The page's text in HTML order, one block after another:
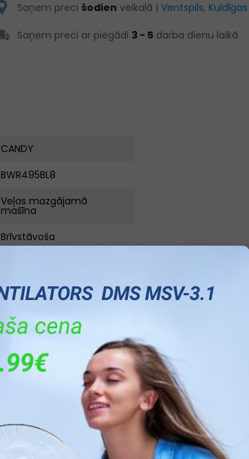
Saņem preci šodien veikalā | Ventspils,
Saņem preci ar piegādi 3 - 5 darba dienu laikā
CANDY
BWR495BL8
Veļas mazgājamā
mašīna
Brīvstāvoša
85
59.5
70